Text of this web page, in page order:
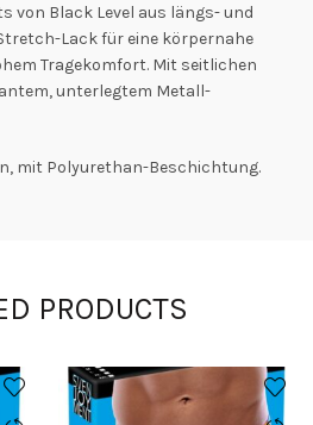
von Black Level aus längs- und
Lack für eine körpernahe
Tragekomfort. Mit seitlichen
unterlegtem Metall-
mit Polyurethan-Beschichtung.
PRODUCTS